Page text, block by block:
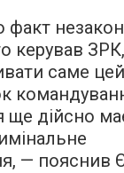
керував
саме цей
ще дійсно
— пояснив